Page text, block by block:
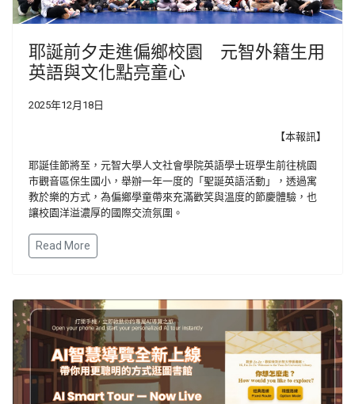
耶誕前夕走進偏鄉校園 元智外籍生用
英語與文化點亮童心
2025年12月18日
【本報訊】
耶誕佳節將至， 元智大學人文社會學院英語學士班學生前往桃園
市觀音區保生國小， 舉辦一年一度的「聖誕英語活動」，透過寓
教於樂的方式， 為偏鄉學童帶來充滿歡笑與溫度的節慶體驗， 也
讓校園洋溢濃厚的國際交流氛圍。
Read More